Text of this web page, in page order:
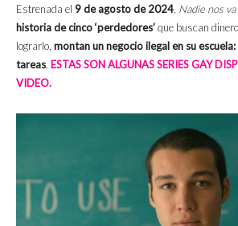
Estrenada el 9 de agosto de 2024, Nadie nos
historia de cinco ‘perdedores’que buscan
lograrlo, montan un negocio ilegal en su
tareas. ESTAS SON ALGUNAS SERIES GAY
VIDEO.